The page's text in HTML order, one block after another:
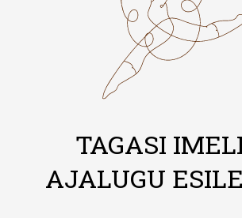
TAGASI
AJALUGU